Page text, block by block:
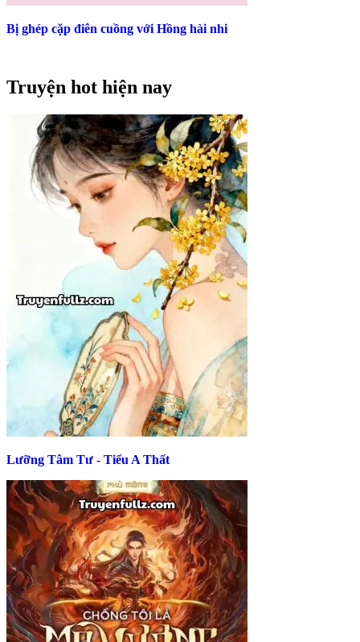
Bị ghép cặp điên cuồng với Hồng hài nhi
Truyện hot hiện nay
Lưỡng Tâm Tư - Tiểu A Thất